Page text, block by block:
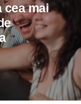
cea mai